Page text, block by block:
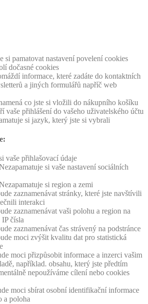
si pamatovat nastavení povelení cookies
dočasné cookies
informace, které zadáte do kontaktních
a jiných formulářů napříč web
co jste si vložili do nákupního košíku
vaše přihlášení do vašeho uživatelského účtu
si jazyk, který jste si vybrali
vaše přihlašovací údaje
si vaše nastavení sociálních
si region a zemi
zaznamenávat stránky, které jste navštívili
interakci
zaznamenávat vaši polohu a region na
IP čísla
zaznamenávat čas strávený na podstránce
moci zvýšit kvalitu dat pro statistická
moci přizpůsobit informace a inzerci vašim
například. obsahu, který jste předtím
nepoužíváme cílení nebo cookies
moci sbírat osobní identifikační informace
a poloha